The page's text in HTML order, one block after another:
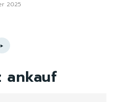
2025
ankauf